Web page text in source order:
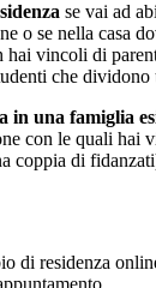
se vai ad
o se nella casa
hai vincoli di
che dividono
in una famiglia
con le quali hai
coppia di
di residenza